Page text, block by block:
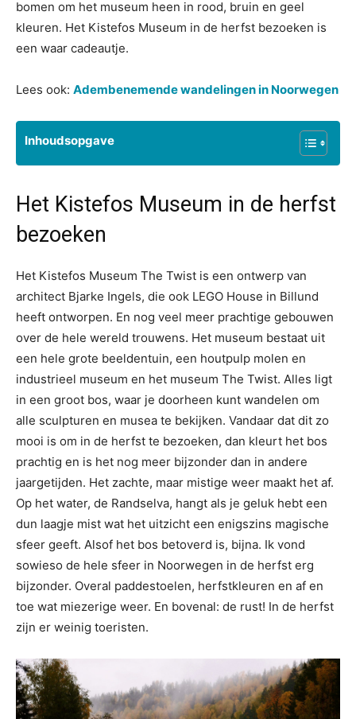
bomen om het museum heen in rood, bruin en geel
kleuren. Het Kistefos Museum in de herfst bezoeken is
een waar cadeautje.
Lees ook: Adembenemende wandelingen in Noorwegen
Inhoudsopgave
Het Kistefos Museum in de herfst
bezoeken
Het Kistefos Museum The Twist is een ontwerp van
architect Bjarke Ingels, die ook LEGO House in Billund
heeft ontworpen. En nog veel meer prachtige gebouwen
over de hele wereld trouwens. Het museum bestaat uit
een hele grote beeldentuin, een houtpulp molen en
industrieel museum en het museum The Twist. Alles ligt
in een groot bos, waar je doorheen kunt wandelen om
alle sculpturen en musea te bekijken. Vandaar dat dit zo
mooi is om in de herfst te bezoeken, dan kleurt het bos
prachtig en is het nog meer bijzonder dan in andere
jaargetijden. Het zachte, maar mistige weer maakt het af.
Op het water, de Randselva, hangt als je geluk hebt een
dun laagje mist wat het uitzicht een enigszins magische
sfeer geeft. Alsof het bos betoverd is, bijna. Ik vond
sowieso de hele sfeer in Noorwegen in de herfst erg
bijzonder. Overal paddestoelen, herfstkleuren en af en
toe wat miezerige weer. En bovenal: de rust! In de herfst
zijn er weinig toeristen.